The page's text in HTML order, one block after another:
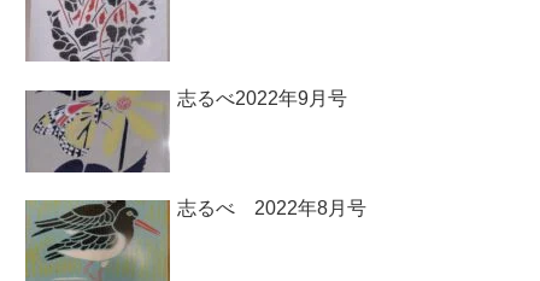
志るべ2022年9月号
志るべ 2022年8月号